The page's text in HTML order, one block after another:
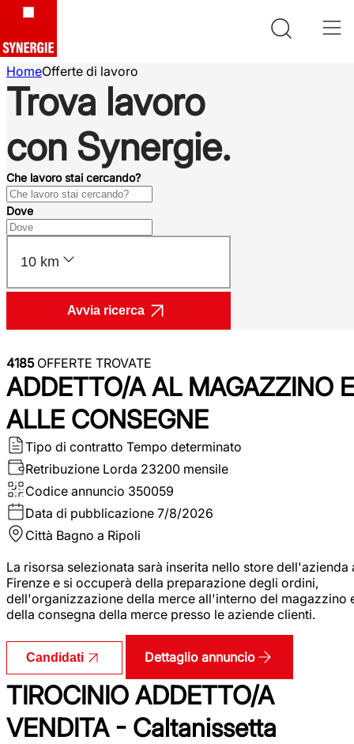
HomeOfferte di lavoro
Trova lavoro
con Synergie.
Che lavoro stai cercando?
Dove
10 km
Avvia ricerca
4185OFFERTE TROVATE
ADDETTO/A AL MAGAZZINO E
ALLE CONSEGNE
Tipo di contratto Tempo determinato
Retribuzione Lorda 23200 mensile
Codice annuncio 350059
Data di pubblicazione 7/8/2026
Città Bagno a Ripoli
La risorsa selezionata sarà inserita nello store dell'azienda
Firenze e si occuperà della preparazione degli ordini,
dell'organizzazione della merce all'interno del magazzino
della consegna della merce presso le aziende clienti.
Candidati Dettaglio annuncio
TIROCINIO ADDETTO/A
VENDITA - Caltanissetta